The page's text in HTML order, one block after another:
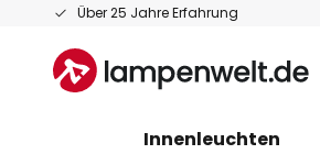
Über 25 Jahre Erfahrung
Zum
springen
Innenleuchten